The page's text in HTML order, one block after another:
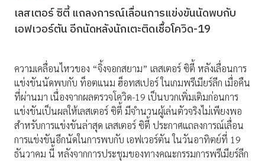
VIDEO
ร่วมด้วยช่วยกัน
เลสเตอร์ ซิตี้ แถลงการณ์เลื่อนการแข่งขันนัดพบกับ
เอฟเวอร์ตัน อีกนัดหลังนักเตะติดเชื้อโควิด-19
ความเคลื่อนไหวของ “จิ้งจอกสยาม” เลสเตอร์ ซิตี้ หลังเลื่อนการ
แข่งขันนัดพบกับ ท็อตแนม ฮ็อทสเปอร์ ในเกมพรีเมียร์ลีก เมื่อคืน
ที่ผ่านมา เนื่องจากผลตรวจโควิด-19 เป็นบวกเพิ่มเติมก่อนการ
แข่งขันเป็นผลให้เลสเตอร์ ซิตี้ มีจำนวนผู้เล่นตัวจริงไม่เพียงพอ
สำหรับการแข่งขันล่าสุด เลสเตอร์ ซิตี้ ประกาศแถลงการณ์เลื่อน
การแข่งขันอีกนัดในการพบกับ เอฟเวอร์ตัน ในวันอาทิตย์ที่ 19
ธันวาคม นี้ หลังจากการประชุมของทางคณะกรรมการพรีเมียร์ลีก